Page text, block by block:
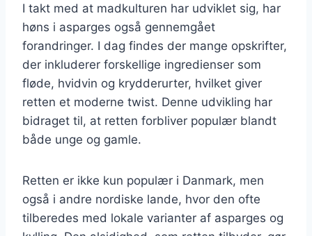
I takt med at madkulturen har udviklet sig, har
høns i asparges også gennemgået
forandringer. I dag findes der mange opskrifter,
der inkluderer forskellige ingredienser som
fløde, hvidvin og krydderurter, hvilket giver
retten et moderne twist. Denne udvikling har
bidraget til, at retten forbliver populær blandt
både unge og gamle.
Retten er ikke kun populær i Danmark, men
også i andre nordiske lande, hvor den ofte
tilberedes med lokale varianter af asparges og